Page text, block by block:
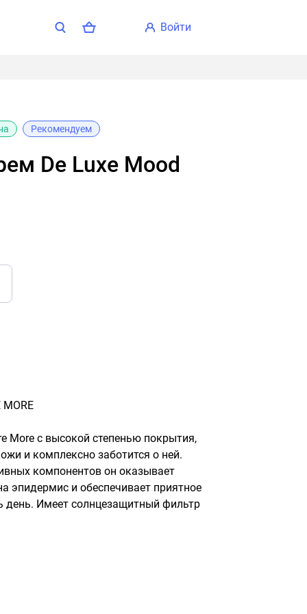
войти
Рекомендуем
MORE
More с высокой степенью покрытия,
и комплексно заботится о ней.
компонентов он оказывает
эпидермис и обеспечивает приятное
Имеет солнцезащитный фильтр